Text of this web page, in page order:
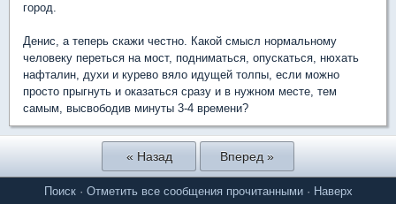
город.
Денис, а теперь скажи честно. Какой смысл нормальному
человеку переться на мост, подниматься, опускаться, нюхать
нафталин, духи и курево вяло идущей толпы, если можно
просто прыгнуть и оказаться сразу и в нужном месте, тем
самым, высвободив минуты 3-4 времени?
« Назад Вперед »
Поиск· Отметить все сообщения прочитанными· Наверх